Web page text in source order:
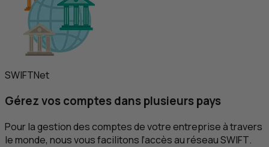
SWIFTNet
Gérez vos comptes dansplusieurs pays
Pour la gestion des comptes de votre entreprise à travers
le monde, nous vous facilitons l’accès au réseauSWIFT.